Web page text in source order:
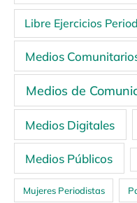
Libre Ejercicios
Medios
Medios de
Medios Digitales
Medios Públicos
Mujeres Periodistas